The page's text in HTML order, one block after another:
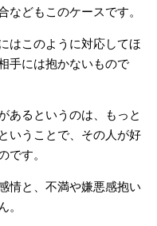
などもこのケースです。
はこのように対応してほ
手には抱かないもので
あるというのは、もっと
いうことで、その人が好
です。
情と、不満や嫌悪感抱い
。